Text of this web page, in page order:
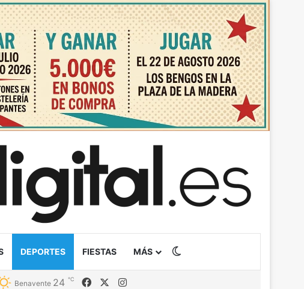
DEPORTES FIESTAS MÁS
Benavente 24 ℃ FacebookInstagram